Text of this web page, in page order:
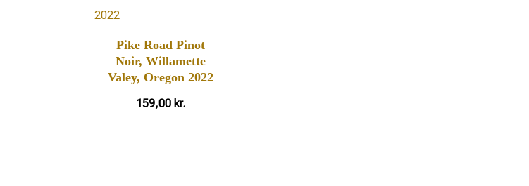
Pike Road Pinot
Noir, Willamette
Valey, Oregon 2022
159,00 kr.